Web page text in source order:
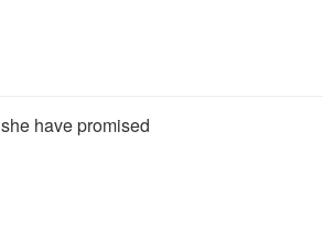
she have promised